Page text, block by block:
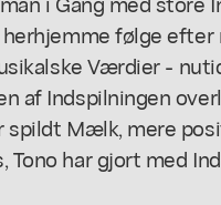
følge
Værdier -
af Indspilningen
spildt Mælk, mere
har gjort med